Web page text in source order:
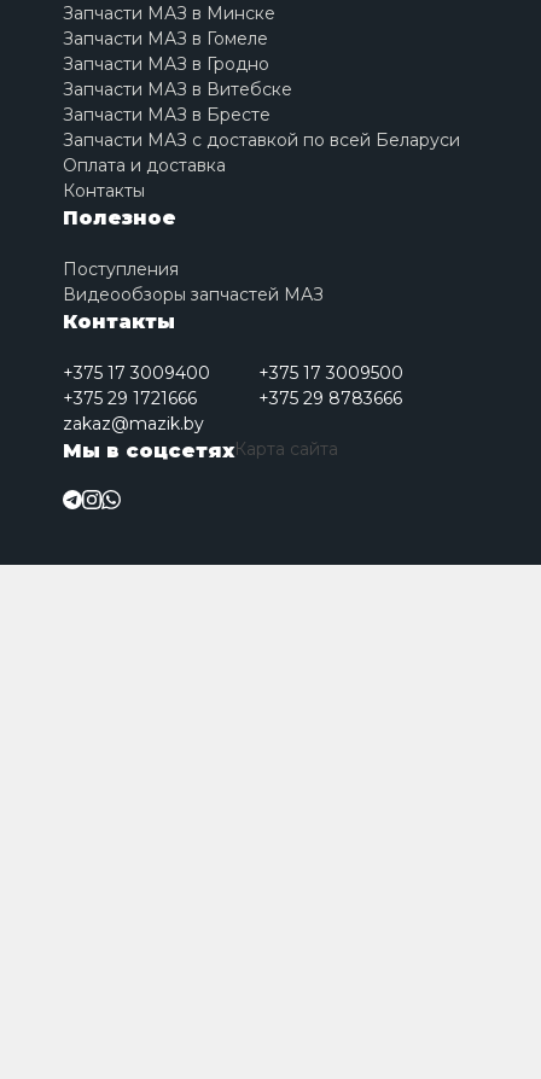
Запчасти МАЗ в Минске
Запчасти МАЗ в Гомеле
Запчасти МАЗ в Гродно
Запчасти МАЗ в Витебске
Запчасти МАЗ в Бресте
Запчасти МАЗ с доставкой по всей Беларуси
Оплата и доставка
Контакты
Полезное
Поступления
Видеообзоры запчастей МАЗ
Контакты
+375 17 3009400
+375 17 3009500
+375 29 1721666
+375 29 8783666
zakaz@mazik.by
Мы в соцсетяхКарта сайта